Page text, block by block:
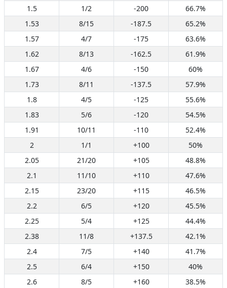
1.5
1/2 -200
66.7%
1.53
8/15 -187.5
65.2%
1.57
4/7 -175
63.6%
1.62
8/13 -162.5
61.9%
1.67
4/6 -150
60%
1.73
8/11 -137.5
57.9%
1.8
4/5 -125
55.6%
1.83
5/6 -120
54.5%
1.91
10/11 -110
52.4%
2
1/1 +100
50%
2.05
21/20 +105
48.8%
2.1
11/10 +110
47.6%
2.15
23/20 +115
46.5%
2.2
6/5 +120
45.5%
2.25
5/4 +125
44.4%
2.38
11/8 +137.5
42.1%
2.4
7/5 +140
41.7%
2.5
6/4 +150
40%
2.6
8/5 +160
38.5%